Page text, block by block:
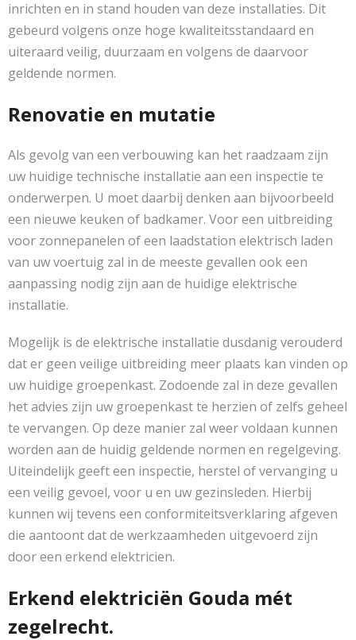
inrichten en in stand houden van deze installaties. Dit
gebeurd volgens onze hoge kwaliteitsstandaard en
uiteraard veilig, duurzaam en volgens de daarvoor
geldende normen.
Renovatie en mutatie
Als gevolg van een verbouwing kan het raadzaam zijn
uw huidige technische installatie aan een inspectie te
onderwerpen. U moet daarbij denken aan bijvoorbeeld
een nieuwe keuken of badkamer. Voor een uitbreiding
voor zonnepanelen of een laadstation elektrisch laden
van uw voertuig zal in de meeste gevallen ook een
aanpassing nodig zijn aan de huidige elektrische
installatie.
Mogelijk is de elektrische installatie dusdanig verouderd
dat er geen veilige uitbreiding meer plaats kan vinden op
uw huidige groepenkast. Zodoende zal in deze gevallen
het advies zijn uw groepenkast te herzien of zelfs geheel
te vervangen. Op deze manier zal weer voldaan kunnen
worden aan de huidig geldende normen en regelgeving.
Uiteindelijk geeft een inspectie, herstel of vervanging u
een veilig gevoel, voor u en uw gezinsleden. Hierbij
kunnen wij tevens een conformiteitsverklaring afgeven
die aantoont dat de werkzaamheden uitgevoerd zijn
door een erkend elektricien.
Erkend elektriciën Gouda mét
zegelrecht.